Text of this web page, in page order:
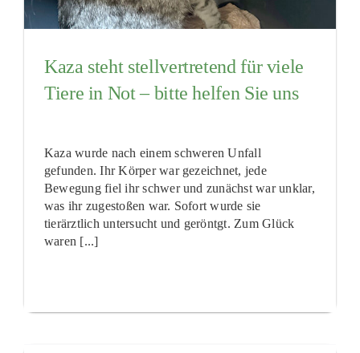
Kaza steht stellvertretend für viele
Tiere in Not – bitte helfen Sie uns
Kaza wurde nach einem schweren Unfall
gefunden. Ihr Körper war gezeichnet, jede
Bewegung fiel ihr schwer und zunächst war unklar,
was ihr zugestoßen war. Sofort wurde sie
tierärztlich untersucht und geröntgt. Zum Glück
waren [...]